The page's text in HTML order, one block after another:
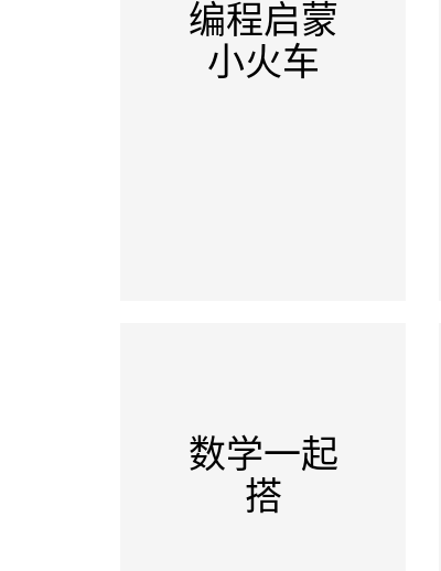
编程启蒙
小火车
数学一起
搭